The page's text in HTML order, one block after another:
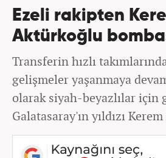
Ezeli rakipten
Aktürkoğlu
Transferin hızlı
gelişmeler yaşanmaya
olarak siyah-beyazlılar için
Galatasaray'ın yıldızı